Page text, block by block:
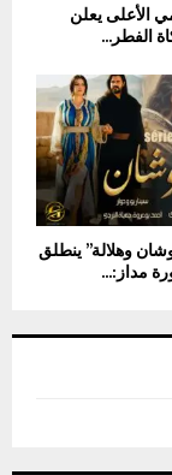
الأعلى يعلن
الفطر...
وهلالة” ينطلق
مداز:...